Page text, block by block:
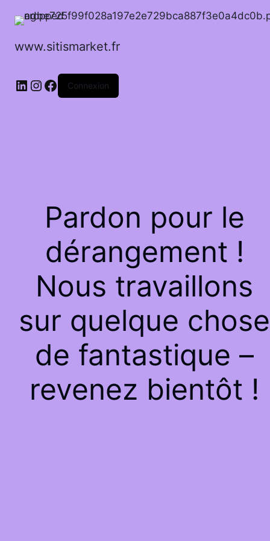
www.sitismarket.fr
LinkedIn
Instagram
Facebook
Connexion
Pardon pour le
dérangement !
Nous travaillons
sur quelque chose
de fantastique –
revenez bientôt !